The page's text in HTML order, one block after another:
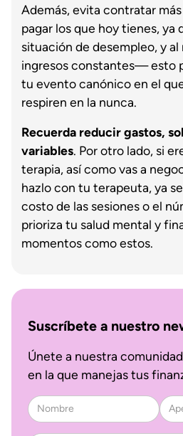
Además, evita contratar
pagar los que hoy tienes,
situación de desempleo, y
ingresos constantes— esto
tu evento canónico en el
respiren en la nunca.
Recuerda reducir gastos,
variables. Por otro lado, si
terapia, así como vas a
hazlo con tu terapeuta, ya
costo de las sesiones o el
prioriza tu salud mental y
momentos como estos.
Suscríbete a nuestro
Únete a nuestra
en la que manejas tus